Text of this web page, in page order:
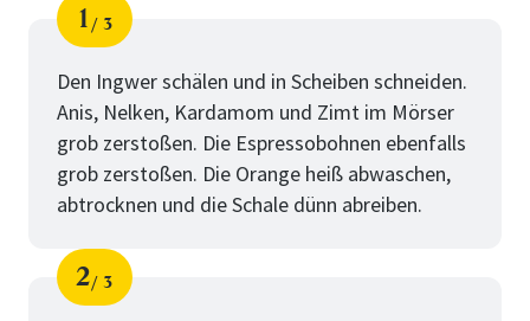
Schritt
1
von
3
Den Ingwer schälen und in Scheiben schneiden.
Anis, Nelken, Kardamom und Zimt im Mörser
grob zerstoßen. Die Espressobohnen ebenfalls
grob zerstoßen. Die Orange heiß abwaschen,
abtrocknen und die Schale dünn abreiben.
Schritt
2
von
3